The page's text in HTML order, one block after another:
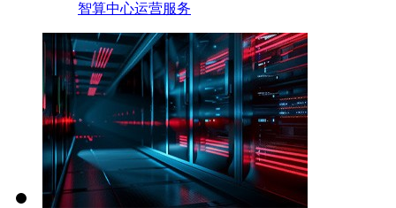
智算中心运营服务